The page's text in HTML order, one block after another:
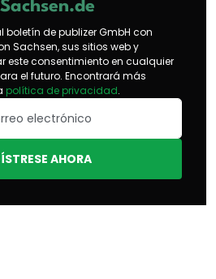
boletín de publizer GmbH con
Sachsen, sus sitios web y
este consentimiento en cualquier
el futuro. Encontrará más
política de privacidad.
AHORA